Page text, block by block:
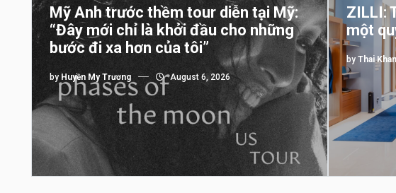
Mỹ Anh trước thềm tour diễn tại Mỹ:
“Đây mới chỉ là khởi đầu cho những
bước đi xa hơn của tôi”
by Huyền My Trương August 6, 2026
ZILLI:
một
by Thai